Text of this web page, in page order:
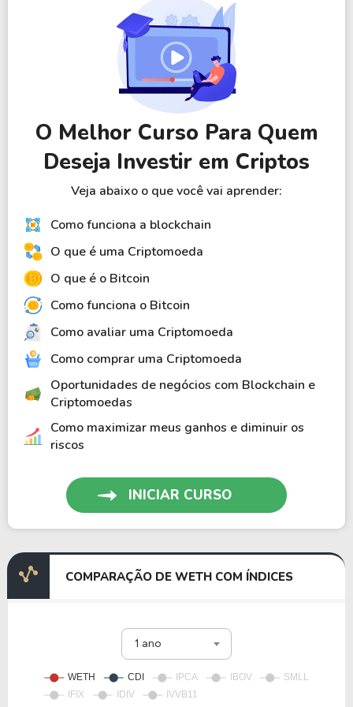
maior controle sobre a custódia.
Dependendo da criptomoeda e da rede, também
podem existir outras formas de aquisição, como
mineração, staking ou participação em atividades do
ecossistema. No entanto, essas alternativas
geralmente exigem conhecimento técnico,
equipamentos específicos ou envolvem níveis mais
elevados de risco.
O Melhor Curso Para Quem
Deseja Investir em Criptos
Veja abaixo o que você vai aprender:
Como funciona a blockchain
O que é uma Criptomoeda
O que é o Bitcoin
Como funciona o Bitcoin
Como avaliar uma Criptomoeda
Como comprar uma Criptomoeda
Oportunidades de negócios com Blockchain e
Criptomoedas
Como maximizar meus ganhos e diminuir os
riscos
INICIAR CURSO
COMPARAÇÃO DE WETH COM ÍNDICES
1 ano